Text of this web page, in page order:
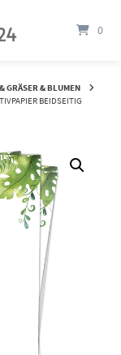
0
GRÄSER & BLUMEN
BEIDSEITIG